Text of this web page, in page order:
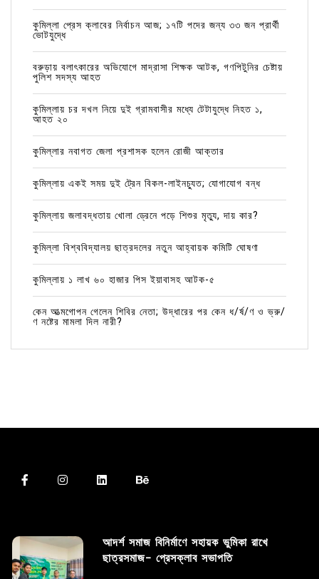
কুমিল্লা প্রেস ক্লাবের নির্বাচন আজ; ১৭টি পদের জন্য ৩৩ জন প্রার্থী
ভোটযুদ্ধে
বরুড়ায় বলাৎকারের অভিযোগে মাদ্রাসা শিক্ষক আটক, গণপিটুনির চেষ্টায়
পুলিশ সদস্য আহত
কুমিল্লায় চর দখল নিয়ে দুই গ্রামবাসীর মধ্যে টেটাযুদ্ধে নিহত ১,
আহত ২০
কুমিল্লার নবাগত জেলা প্রশাসক হলেন রোজী আক্তার
কুমিল্লায় একই সময় দুই ট্রেন বিকল-লাইনচ্যুত; যোগাযোগ বন্ধ
কুমিল্লায় জলাবদ্ধতায় খোলা ড্রেনে পড়ে শিশুর মৃত্যু, দায় কার?
কুমিল্লা বিশ্ববিদ্যালয় ছাত্রদলের নতুন আহ্বায়ক কমিটি ঘোষণা
কুমিল্লায় ১ লাখ ৬০ হাজার পিস ইয়াবাসহ আটক-৫
কেন আত্মগোপন গেলেন শিবির নেতা; উদ্ধারের পর কেন ধ/র্ষ/ণ ও ভ্রু/
ণ নষ্টের মামলা দিল নারী?
আদর্শ সমাজ বিনির্মাণে সহায়ক ভুমিকা রাখে
ছাত্রসমাজ- প্রেসক্লাব সভাপতি